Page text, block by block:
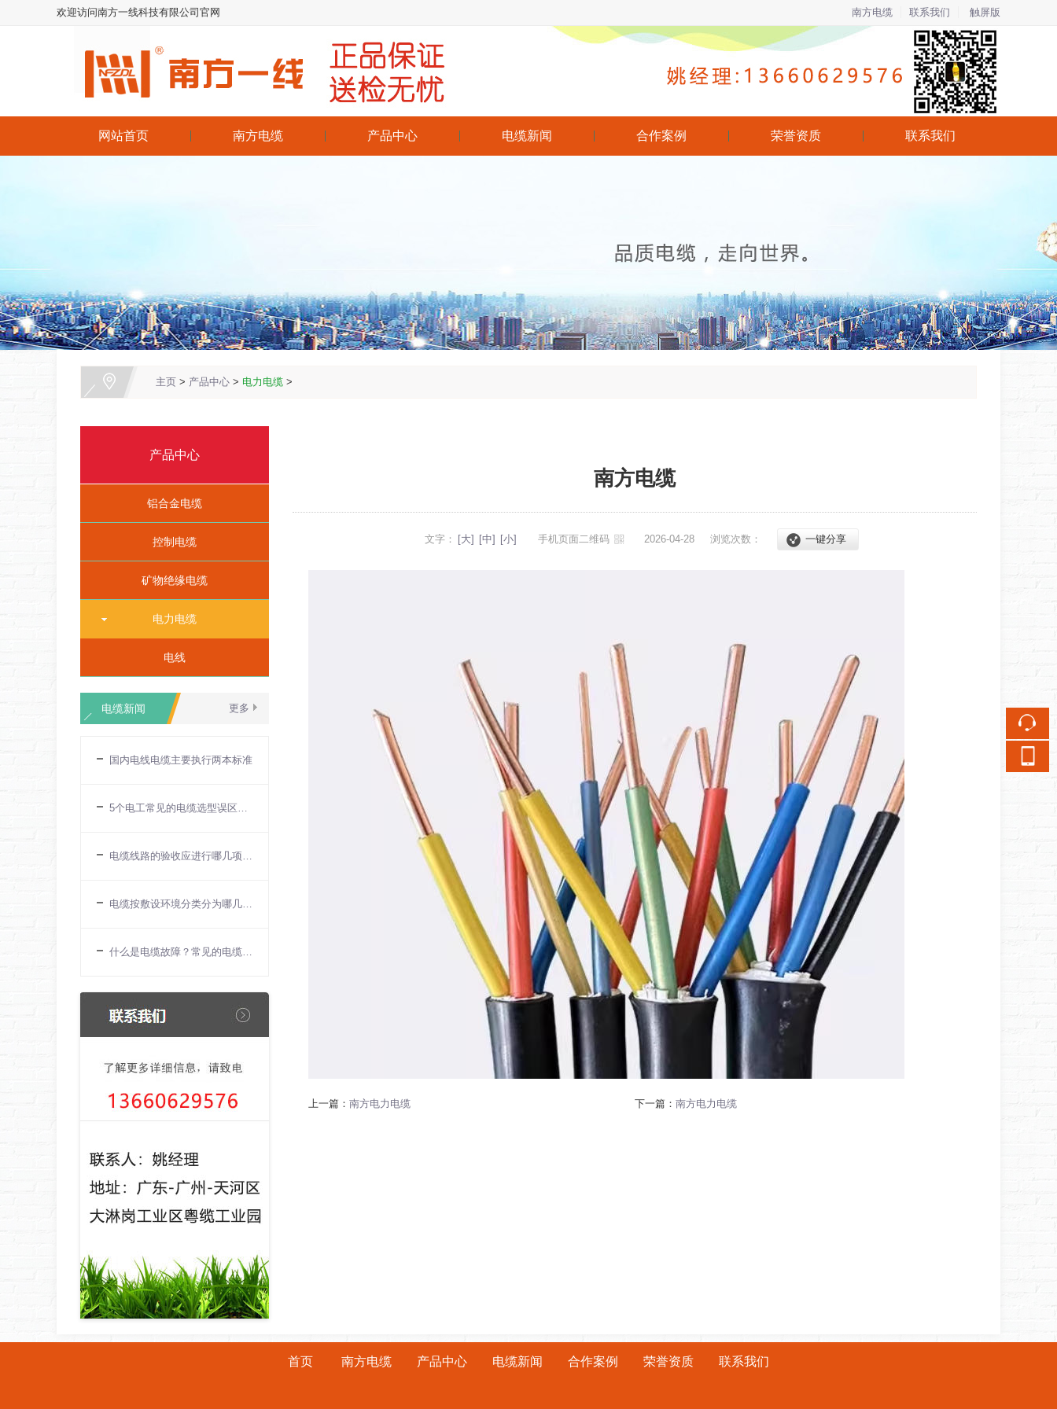
欢迎访问南方一线科技有限公司官网 南方电缆 联系我们 触屏版
网站首页 南方电缆 产品中心 电缆新闻 合作案例 荣誉资质 联系我们
主页 > 产品中心 > 电力电缆 >
产品中心
铝合金电缆
控制电缆
矿物绝缘电缆
电力电缆
电线
更多
电缆新闻
国内电线电缆主要执行两本标准
5个电工常见的电缆选型误区一文详解
电缆线路的验收应进行哪几项检查？
电缆按敷设环境分类分为哪几种？
什么是电缆故障？常见的电缆故障有
南方电缆
文字： [大] [中] [小] 手机页面二维码 2026-04-28 浏览次数： 一键分享
上一篇： 南方电力电缆 下一篇： 南方电力电缆
首页 南方电缆 产品中心 电缆新闻 合作案例 荣誉资质 联系我们